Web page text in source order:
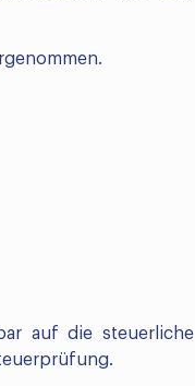
auf die steuerliche